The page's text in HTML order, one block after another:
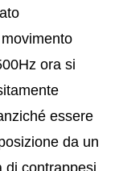
ora si
essere
da un
di contrappesi